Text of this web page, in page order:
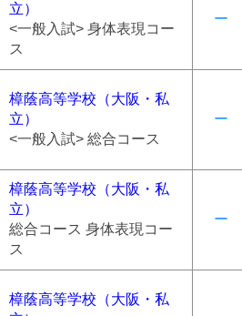
立）
<一般入試> 身体表現コー
ス
ー
樟蔭高等学校（大阪・私
立）
<一般入試> 総合コース
ー
樟蔭高等学校（大阪・私
立）
総合コース 身体表現コー
ス
ー
樟蔭高等学校（大阪・私